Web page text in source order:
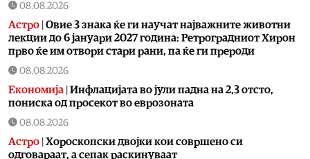
08.08.2026
Астро Овие 3 знака ќе ги научат најважните животни
лекции до 6 јануари 2027 година: Ретроградниот Хирон
прво ќе им отвори стари рани, па ќе ги прероди
08.08.2026
Економија Инфлацијата во јули падна на 2,3 отсто,
пониска од просекот во еврозоната
08.08.2026
Астро Хороскопски двојки кои совршено си
одговараат, а сепак раскинуваат